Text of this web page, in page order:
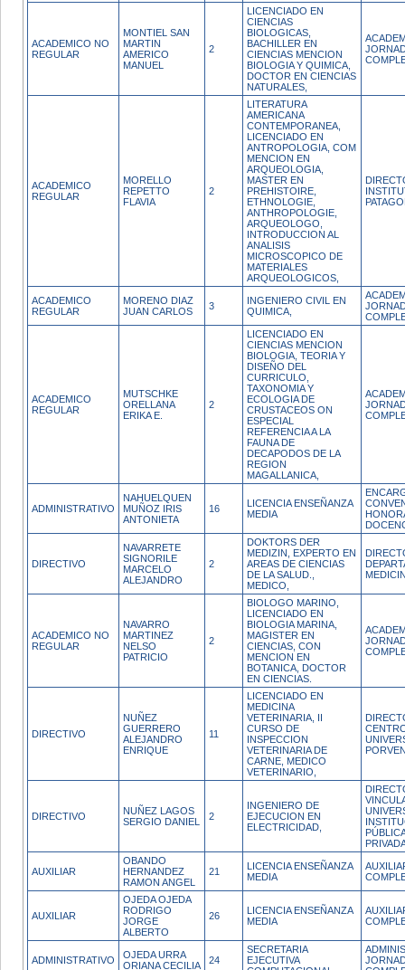
ACADEMICO NO
REGULAR
MONTIEL SAN
MARTIN
AMERICO
MANUEL
2
LICENCIADO EN
CIENCIAS
BIOLOGICAS,
BACHILLER EN
CIENCIAS MENCION
BIOLOGIA Y QUIMICA,
DOCTOR EN CIENCIAS
NATURALES,
ACADEMICO
REGULAR
MORELLO
REPETTO
FLAVIA
2
LITERATURA
AMERICANA
CONTEMPORANEA,
LICENCIADO EN
ANTROPOLOGIA, COM
MENCION EN
ARQUEOLOGIA,
MASTER EN
PREHISTOIRE,
ETHNOLOGIE,
ANTHROPOLOGIE,
ARQUEOLOGO,
INTRODUCCION AL
ANALISIS
MICROSCOPICO DE
MATERIALES
ARQUEOLOGICOS,
ACADEMICO
REGULAR
MORENO DIAZ
JUAN CARLOS
3
INGENIERO CIVIL EN
QUIMICA,
ACADEMICO
REGULAR
MUTSCHKE
ORELLANA
ERIKA E.
2
LICENCIADO EN
CIENCIAS MENCION
BIOLOGIA, TEORIA Y
DISEÑO DEL
CURRICULO,
TAXONOMIA Y
ECOLOGIA DE
CRUSTACEOS ON
ESPECIAL
REFERENCIA A LA
FAUNA DE
DECAPODOS DE LA
REGION
MAGALLANICA,
ADMINISTRATIVO
NAHUELQUEN
MUÑOZ IRIS
ANTONIETA
16
LICENCIA ENSEÑANZA
MEDIA
DIRECTIVO
NAVARRETE
SIGNORILE
MARCELO
ALEJANDRO
2
DOKTORS DER
MEDIZIN, EXPERTO EN
AREAS DE CIENCIAS
DE LA SALUD.,
MEDICO,
ACADEMICO NO
REGULAR
NAVARRO
MARTINEZ
NELSO
PATRICIO
2
BIOLOGO MARINO,
LICENCIADO EN
BIOLOGIA MARINA,
MAGISTER EN
CIENCIAS, CON
MENCION EN
BOTANICA, DOCTOR
EN CIENCIAS.
DIRECTIVO
NUÑEZ
GUERRERO
ALEJANDRO
ENRIQUE
11
LICENCIADO EN
MEDICINA
VETERINARIA, II
CURSO DE
INSPECCION
VETERINARIA DE
CARNE, MEDICO
VETERINARIO,
DIRECTIVO
NUÑEZ LAGOS
SERGIO DANIEL
2
INGENIERO DE
EJECUCION EN
ELECTRICIDAD,
AUXILIAR
OBANDO
HERNANDEZ
RAMON ANGEL
21
LICENCIA ENSEÑANZA
MEDIA
AUXILIAR
OJEDA OJEDA
RODRIGO
JORGE
ALBERTO
26
LICENCIA ENSEÑANZA
MEDIA
ADMINISTRATIVO
OJEDA URRA
ORIANA CECILIA
24
SECRETARIA
EJECUTIVA